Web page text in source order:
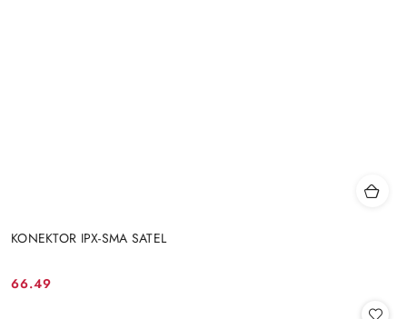
KONEKTOR IPX-SMA SATEL
Cena:
66.49